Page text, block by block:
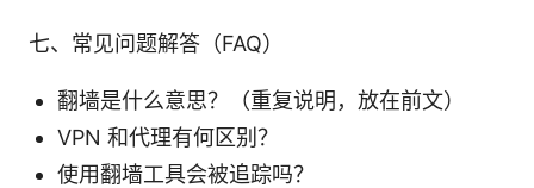
七、常见问题解答（FAQ）
翻墙是什么意思？（重复说明，放在前文）
VPN 和代理有何区别？
使用翻墙工具会被追踪吗？